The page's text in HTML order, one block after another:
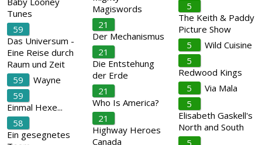
Tunes
59
Das Universum -
Eine Reise durch
Raum und Zeit
59
Wayne
59
Einmal Hexe...
58
Ein gesegnetes
Magiswords
21
Der Mechanismus
21
Die Entstehung
der Erde
21
Who Is America?
21
Highway Heroes
Canada
5
The Keith & Paddy
Picture Show
5
Wild Cuisine
5
Redwood Kings
5
Via Mala
5
Elisabeth Gaskell's
North and South
5